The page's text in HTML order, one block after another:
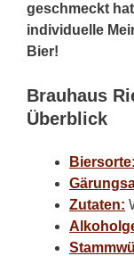
geschmeckt
individuelle
Bier!
Brauhaus
Überblick
Biersorte:
Zutaten: